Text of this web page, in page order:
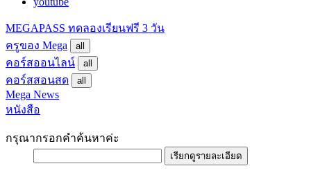
MEGAPASS ทดลองเรียนฟรี 3 วัน
ครูของ Mega
all
คอร์สออนไลน์ all
คอร์สสอนสด all
Mega News
หนังสือ
กรุณากรอกคำค้นหาค่ะ
เรียกดูรายละเอียด